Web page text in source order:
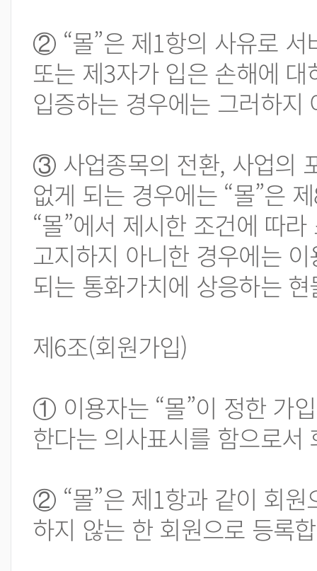
② “몰”은 제1항의 사유로 서
또는 제3자가 입은 손해에
입증하는 경우에는 그러하지
③ 사업종목의 전환, 사업의
없게 되는 경우에는 “몰”은
“몰”에서 제시한 조건에 따
고지하지 아니한 경우에는
되는 통화가치에 상응하는
제6조(회원가입)
① 이용자는 “몰”이 정한 가
한다는 의사표시를 함으로서
② “몰”은 제1항과 같이 회원
하지 않는 한 회원으로 등록